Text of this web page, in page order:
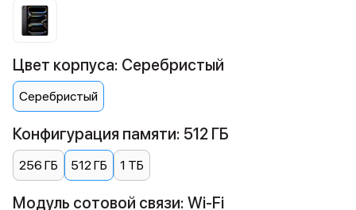
Цвет корпуса: Серебристый
Серебристый
Конфигурация памяти: 512 ГБ
256 ГБ 512 ГБ 1 ТБ
Модуль сотовой связи: Wi-Fi